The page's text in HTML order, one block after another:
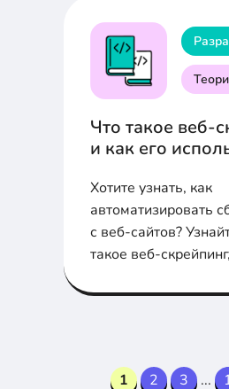
приложений, их
преимущества.
Что такое веб-
и как его
Хотите узнать, как
автоматизировать
с веб-сайтов?
такое веб-
использовать для
1
2 3 ...